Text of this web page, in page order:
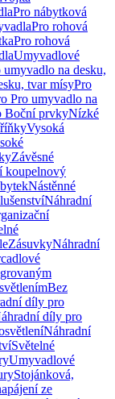
Pro nábytková
Pro rohová
Pro rohová
Umyvadlové
umyvadlo na desku,
tvar mísyPro
Pro umyvadlo na
Boční prvkyNízké
Vysoká
Závěsné
koupelnový
Nástěnné
Náhradní
ZásuvkyNáhradní
Bez
díly pro
díly pro
Náhradní
Světelné
Umyvadlové
Stojánková,
ze